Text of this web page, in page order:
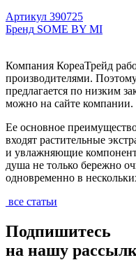
Артикул 390725
Бренд SOME BY MI
Компания КореаТрейд
производителями.
предлагается по низким
можно на сайте компании.
Ее основное
входят растительные
и увлажняющие
душа не только бережно
одновременно в
все статьи
Подпишитесь
на нашу